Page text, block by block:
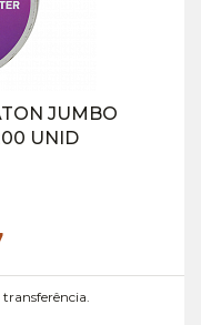
JUMBO
UNID